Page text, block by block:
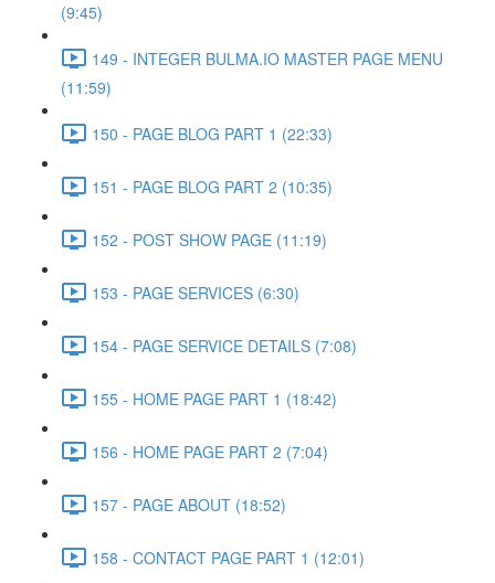
(9:45)
149 - INTEGER BULMA.IO MASTER PAGE MENU
(11:59)
150 - PAGE BLOG PART 1 (22:33)
151 - PAGE BLOG PART 2 (10:35)
152 - POST SHOW PAGE (11:19)
153 - PAGE SERVICES (6:30)
154 - PAGE SERVICE DETAILS (7:08)
155 - HOME PAGE PART 1 (18:42)
156 - HOME PAGE PART 2 (7:04)
157 - PAGE ABOUT (18:52)
158 - CONTACT PAGE PART 1 (12:01)